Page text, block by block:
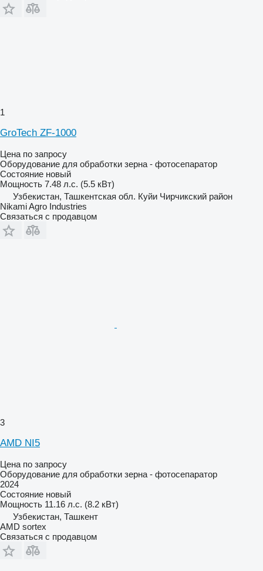
1
GroTech ZF-1000
Цена по запросу
Оборудование для обработки зерна - фотосепаратор
Состояние новый
Мощность 7.48 л.с. (5.5 кВт)
Узбекистан, Ташкентская обл. Куйи Чирчикский район
Nikami Agro Industries
Связаться с продавцом
3
AMD NI5
Цена по запросу
Оборудование для обработки зерна - фотосепаратор
2024
Состояние новый
Мощность 11.16 л.с. (8.2 кВт)
Узбекистан, Ташкент
AMD sortex
Связаться с продавцом